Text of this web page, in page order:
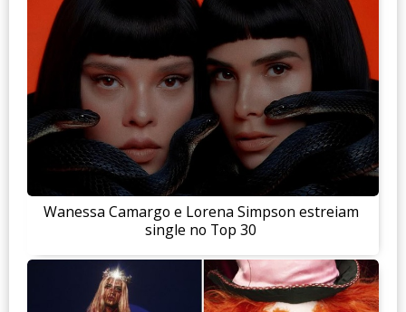
Wanessa Camargo e Lorena Simpson estreiam
single no Top 30